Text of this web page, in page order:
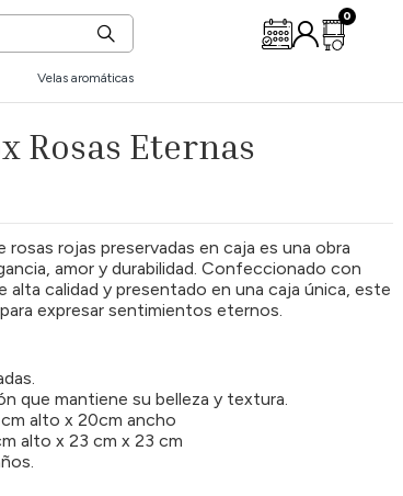
Velas aromáticas
Rosas Eternas
rojas preservadas en caja es una obra
amor y durabilidad. Confeccionado con
alta calidad y presentado en una caja única, este
expresar sentimientos eternos.
que mantiene su belleza y textura.
alto x 20cm ancho
alto x 23 cm x 23 cm